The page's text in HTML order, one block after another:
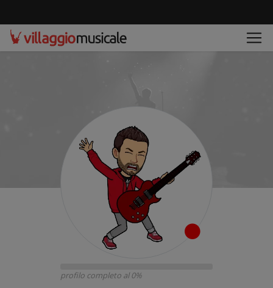
profilo completo al 0%